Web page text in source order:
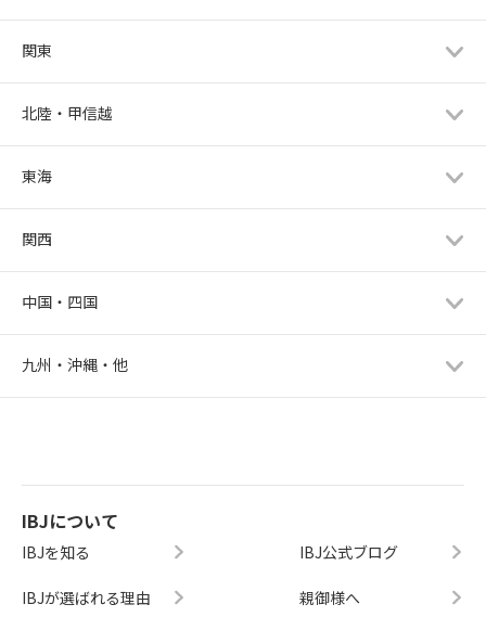
関東
北陸・甲信越
東海
関西
中国・四国
九州・沖縄・他
IBJについて
IBJを知る
IBJが選ばれる理由
IBJ公式ブログ
親御様へ